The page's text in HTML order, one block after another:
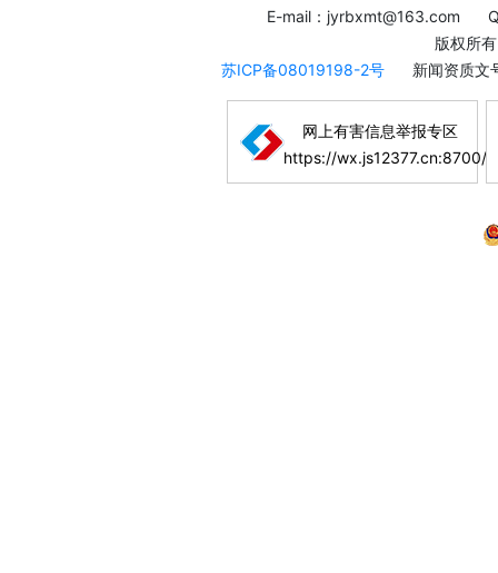
E-mail：jyrbxmt@163.com
版权所
苏ICP备08019198-2号
新闻资质
网上有害信息举报专区
https://wx.js12377.cn:8700/